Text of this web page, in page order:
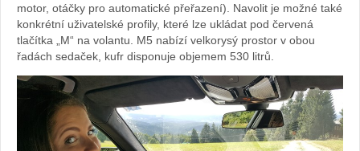
BMW
motor, otáčky pro automatické přeřazení). Navolit je možné také
konkrétní uživatelské profily, které lze ukládat pod červená
tlačítka „M“ na volantu. M5 nabízí velkorysý prostor v obou
řadách sedaček, kufr disponuje objemem 530 litrů.